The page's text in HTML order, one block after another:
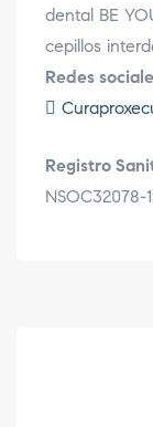
dental BE
cepillos
Redes
Registro
NSOC32078-